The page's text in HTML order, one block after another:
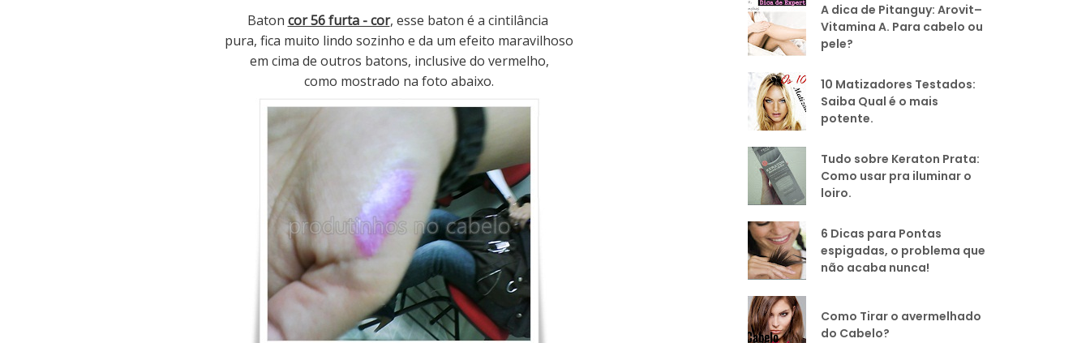
Baton cor 56 furta - cor, esse baton é a cintilância
pura, fica muito lindo sozinho e da um efeito maravilhoso
em cima de outros batons, inclusive do vermelho,
como mostrado na foto abaixo.
A dica de Pitanguy: Arovit–
Vitamina A. Para cabelo ou
pele?
10 Matizadores Testados:
Saiba Qual é o mais
potente.
Tudo sobre Keraton Prata:
Como usar pra iluminar o
loiro.
6 Dicas para Pontas
espigadas, o problema que
não acaba nunca!
Como Tirar o avermelhado
do Cabelo?